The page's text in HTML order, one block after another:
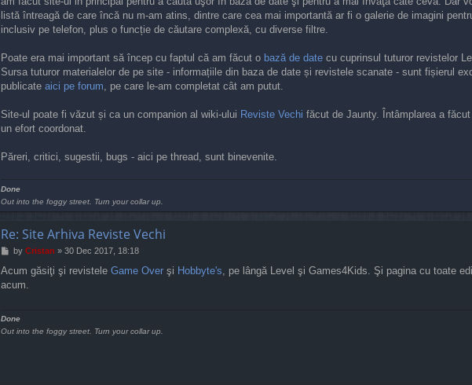
listă întreagă de care încă nu m-am atins, dintre care cea mai importantă ar fi o galerie de imagini
inclusiv pe telefon, plus o funcție de căutare complexă, cu diverse filtre.
Poate era mai important să încep cu faptul că am făcut o bază de date cu cuprinsul tuturor revistelor
Sursa tuturor materialelor de pe site - informațiile din baza de date și revistele scanate - sunt fișierul
publicate aici pe forum, pe care le-am completat cât am putut.
Site-ul poate fi văzut și ca un companion al wiki-ului Reviste Vechi făcut de Jaunty. Întâmplarea a
un efort coordonat.
Păreri, critici, sugestii, bugs - aici pe thread, sunt binevenite.
Done
Out into the foggy street. Turn your collar up.
Re: Site Arhiva Reviste Vechi
P
s
t
by Cristan » 30 Dec 2017, 18:18
Acum găsiţi şi revistele Game Over şi Hobbyte's , pe lângă Level şi Games4Kids. Şi pagina cu toate
acum.
Done
Out into the foggy street. Turn your collar up.